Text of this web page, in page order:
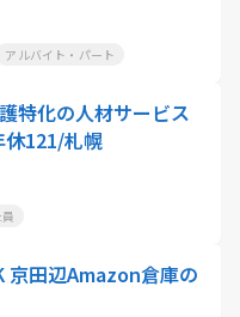
アルバイト・パート
特化の人材サービス
休121/札幌
京田辺Amazon倉庫の